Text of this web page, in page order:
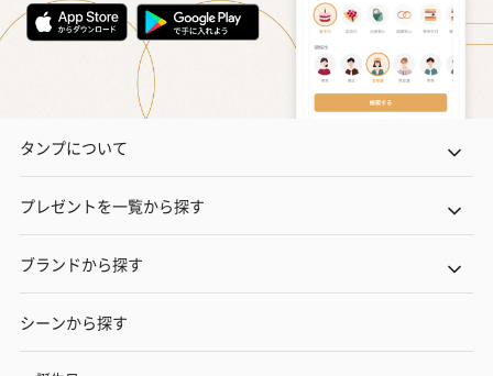
タンプについて
プレゼントを一覧から探す
ブランドから探す
シーンから探す